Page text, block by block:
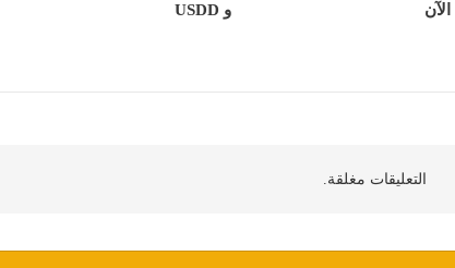
الآن
و USDD
التعليقات مغلقة.